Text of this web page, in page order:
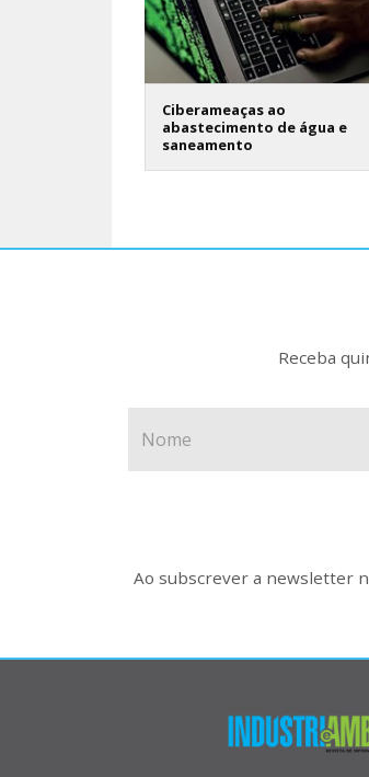
Ciberameaças ao
abastecimento de água e
saneamento
Receba
Ao subscrever a newsletter